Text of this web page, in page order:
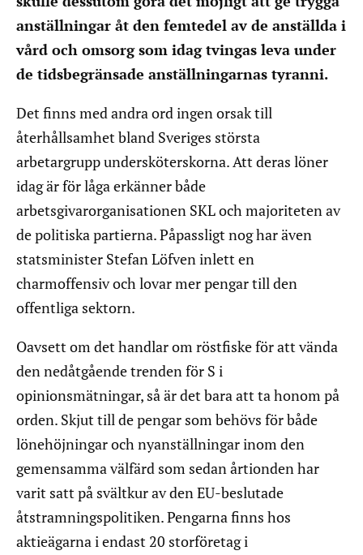
anställningar åt den femtedel av de anställda i
vård och omsorg som idag tvingas leva under
de tidsbegränsade anställningarnas tyranni.
Det finns med andra ord ingen orsak till
återhållsamhet bland Sveriges största
arbetargrupp undersköterskorna. Att deras löner
idag är för låga erkänner både
arbetsgivarorganisationen SKL och majoriteten av
de politiska partierna. Påpassligt nog har även
statsminister Stefan Löfven inlett en
charmoffensiv och lovar mer pengar till den
offentliga sektorn.
Oavsett om det handlar om röstfiske för att vända
den nedåtgående trenden för S i
opinionsmätningar, så är det bara att ta honom på
orden. Skjut till de pengar som behövs för både
lönehöjningar och nyanställningar inom den
gemensamma välfärd som sedan årtionden har
varit satt på svältkur av den EU-beslutade
åtstramningspolitiken. Pengarna finns hos
aktieägarna i endast 20 storföretag i